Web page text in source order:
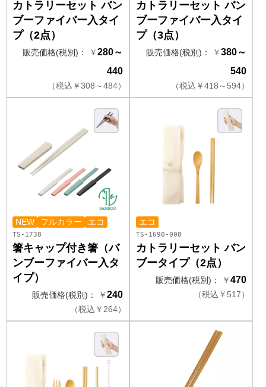
カトラリーセット バン
ブーファイバー入タイ
プ（2点）
販売価格(税別)： ￥280～
440
（税込 ￥308～484）
カトラリーセット バン
ブーファイバー入タイ
プ（3点）
販売価格(税別)： ￥380～
540
（税込 ￥418～594）
NEW フルカラー エコ
TS-1738
箸キャップ付き箸（バ
ンブーファイバー入タ
イプ）
販売価格(税別)： ￥240
（税込 ￥ 264）
エコ
TS-1690-008
カトラリーセット バン
ブータイプ（2点）
販売価格(税別)： ￥470
（税込 ￥ 517）